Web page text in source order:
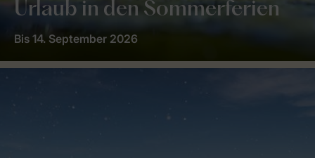
Urlaub in den Sommerferien
Bis 14. September 2026